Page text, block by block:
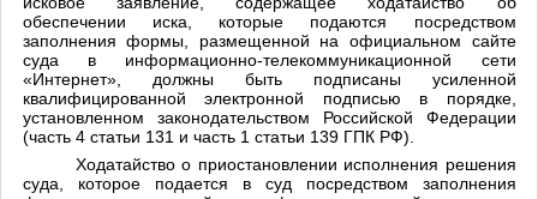
обеспечении иска, которые подаются посредством
заполнения формы, размещенной на официальном сайте
суда в информационно-телекоммуникационной сети
«Интернет», должны быть подписаны усиленной
квалифицированной электронной подписью в порядке,
установленном законодательством Российской Федерации
(часть 4 статьи 131 и часть 1 статьи 139 ГПК РФ).
Ходатайство о приостановлении исполнения решения
суда, которое подается в суд посредством заполнения